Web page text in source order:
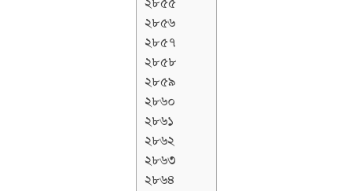
২৮৫৫
২৮৫৬
২৮৫৭
২৮৫৮
২৮৫৯
২৮৬০
২৮৬১
২৮৬২
২৮৬৩
২৮৬৪